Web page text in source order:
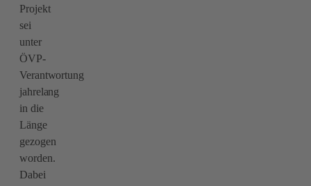
Projekt
sei
unter
ÖVP-
Verantwortung
jahrelang
in die
Länge
gezogen
worden.
Dabei